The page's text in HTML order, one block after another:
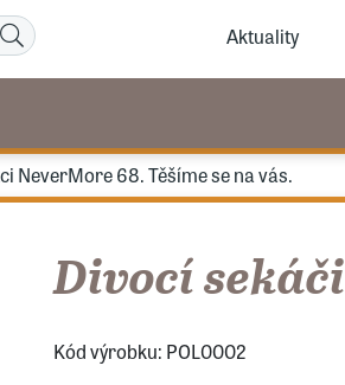
Aktuality
NeverMore 68. Těšíme se na vás.
Divocí sekáči
Kód výrobku: POL0002